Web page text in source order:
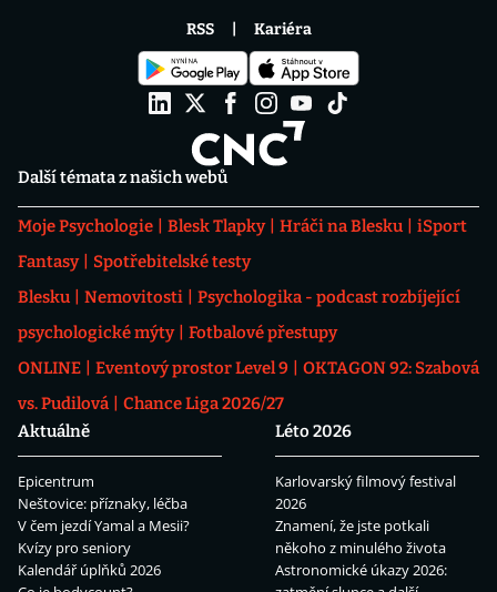
Další témata z našich webů
Moje Psychologie Blesk Tlapky Hráči na Blesku
iSport
Fantasy
Spotřebitelské testy
Blesku
Nemovitosti
Psychologika - podcast rozbíjející
psychologické mýty
Fotbalové přestupy
ONLINE
Eventový prostor Level 9
OKTAGON 92: Szabová
vs. Pudilová
Chance Liga 2026/27
Aktuálně
Epicentrum
Neštovice: příznaky, léčba
V čem jezdí Yamal a Mesii?
Kvízy pro seniory
Kalendář úplňků 2026
Léto 2026
Karlovarský filmový festival
2026
Znamení, že jste potkali
někoho z minulého života
Astronomické úkazy 2026:
RSS Kariéra